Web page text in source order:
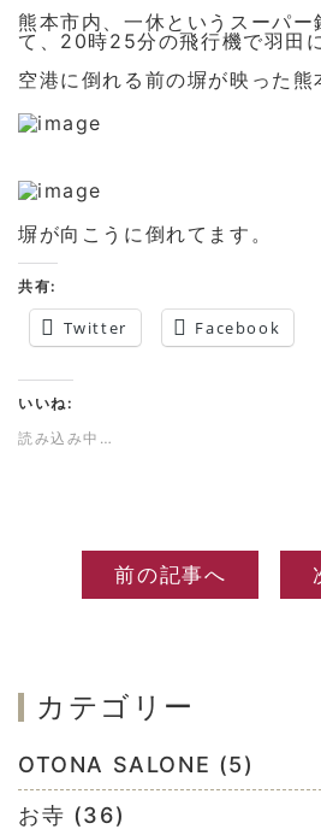
熊本市内、一休というスーパー
て、20時25分の飛行機で羽田
空港に倒れる前の塀が映った熊
塀が向こうに倒れてます。
共有:
Twitter Facebook
いいね:
読み込み中…
前の記事へ
カテゴリー
OTONA SALONE (5)
お寺 (36)